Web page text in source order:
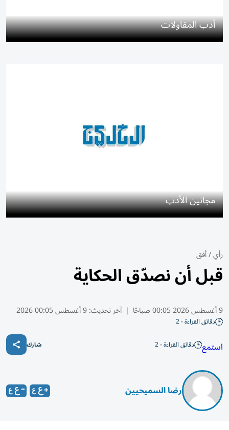
أدب المقاولات
مجانين الأدب
رأي/أفق
قبل أن نصدّق الحكاية
9 أغسطس 2026 00:05 صباحًا | آخر تحديث:9 أغسطس 00:05 2026
دقائق القراءة - 2
استمع دقائق القراءة - 2 شارك
رضا السميحيين